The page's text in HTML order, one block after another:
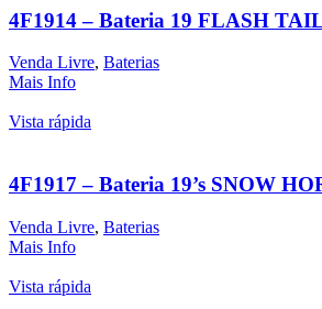
4F1914 – Bateria 19 FLASH
Venda Livre, Baterias
Mais Info
Vista rápida
4F1917 – Bateria 19’s SNOW
Venda Livre, Baterias
Mais Info
Vista rápida